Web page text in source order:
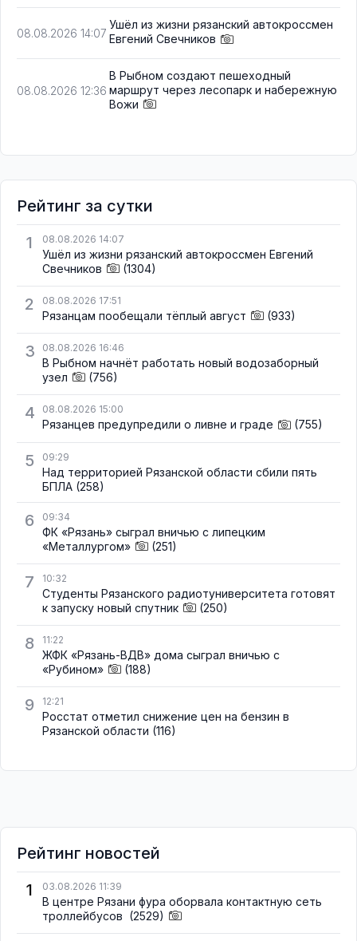
08.08.2026 14:07
Ушёл из жизни рязанский автокроссмен
Евгений Свечников
08.08.2026 12:36
В Рыбном создают пешеходный
маршрут через лесопарк и набережную
Вожи
Рейтинг за сутки
1
08.08.2026 14:07
Ушёл из жизни рязанский автокроссмен Евгений
Свечников
(1304)
2 08.08.2026 17:51
Рязанцам пообещали тёплый август (933)
3 08.08.2026 16:46
В Рыбном начнёт работать новый водозаборный
узел
(756)
4 08.08.2026 15:00
Рязанцев предупредили о ливне и граде (755)
5 09:29
Над территорией Рязанской области сбили пять
БПЛА (258)
6 09:34
ФК «Рязань» сыграл вничью с липецким
«Металлургом»
(251)
7 10:32
Студенты Рязанского радиотуниверситета готовят
к запуску новый спутник
(250)
8 11:22
ЖФК «Рязань-ВДВ» дома сыграл вничью с
«Рубином»
(188)
9 12:21
Росстат отметил снижение цен на бензин в
Рязанской области (116)
Рейтинг новостей
1
03.08.2026 11:39
В центре Рязани фура оборвала контактную сеть
троллейбусов (2529)